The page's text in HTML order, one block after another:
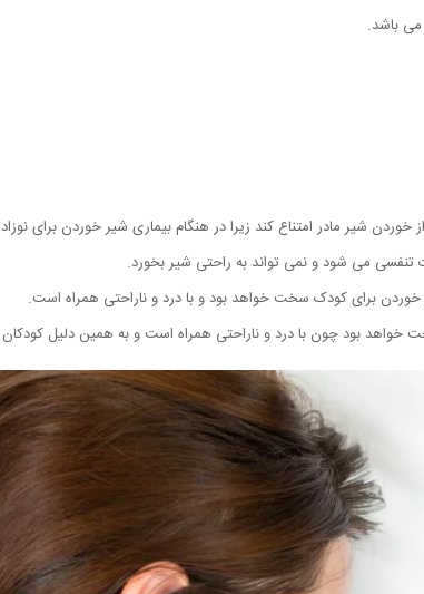
باشد.
خوردن شیر مادر امتناع کند زیرا در هنگام بیماری شیر خوردن برای
می شود و نمی تواند به راحتی شیر بخورد.
برای کودک سخت خواهد بود و با درد و ناراحتی همراه است.
بود چون با درد و ناراحتی همراه است و به همین دلیل کودکان